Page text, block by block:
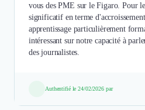
vous des PME sur le Figaro. Pour
significatif en terme
apprentissage particulièrement
intéressant sur notre capacité à
des journalistes.
Authentifié le 24/02/2026 par